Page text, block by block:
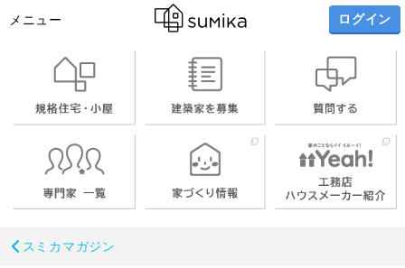
メニュー ログイン
スミカマガジン